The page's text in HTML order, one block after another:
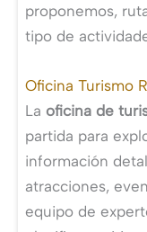
proponemos,
tipo de
Oficina Turismo
La oficina de
partida para
información
atracciones,
equipo de